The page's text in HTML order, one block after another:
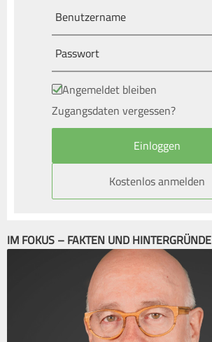
Angemeldet bleiben
Zugangsdaten vergessen?
Kostenlos anmelden
IM FOKUS – FAKTEN UND HINTERGRÜNDE